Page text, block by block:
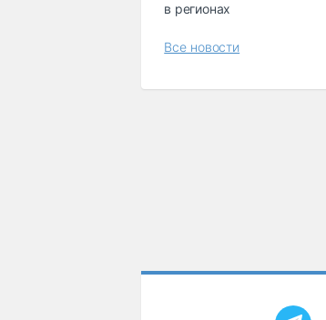
в регионах
Все новости